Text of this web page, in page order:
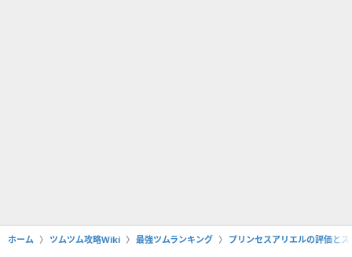
ホーム ツムツム攻略Wiki 最強ツムランキング プリンセスアリエルの評価と